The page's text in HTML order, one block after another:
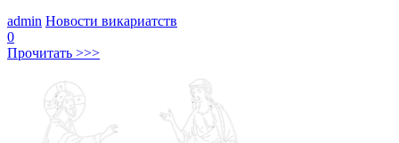
admin Новости викариатств
0
Прочитать >>>